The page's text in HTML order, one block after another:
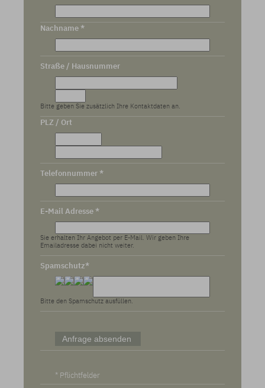
Nachname *
Straße / Hausnummer
Bitte geben Sie zusätzlich Ihre Kontaktdaten an.
PLZ / Ort
Telefonnummer *
E-Mail Adresse *
Sie erhalten Ihr Angebot per E-Mail. Wir geben Ihre
Emailadresse dabei nicht weiter.
Spamschutz*
Bitte den Spamschutz ausfüllen.
* Pflichtfelder